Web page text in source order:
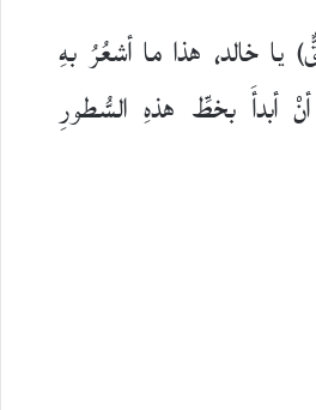
يا خالد، هذا ما أشعُرُ بهِ
أنْ أبدأَ بخطِّ هذهِ السُّطورِ